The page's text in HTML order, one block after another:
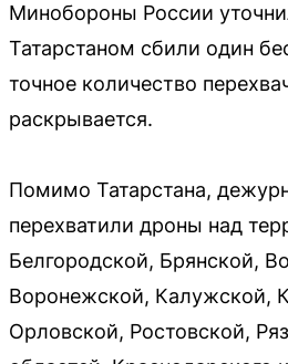
Минобороны России
Татарстаном сбили один
точное количество
раскрывается.
Помимо Татарстана,
перехватили дроны над
Белгородской, Брянской,
Воронежской, Калужской,
Орловской, Ростовской,